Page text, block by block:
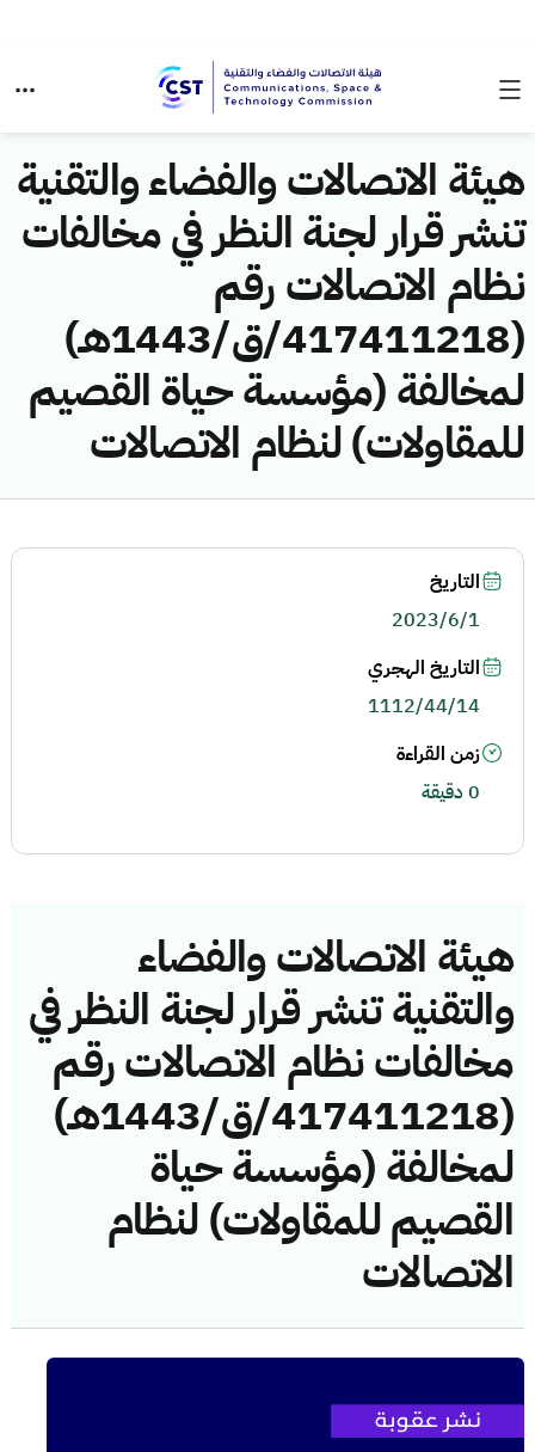
هيئة الاتصالات والفضاء والتقنية
تنشر قرار لجنة النظر في مخالفات
نظام الاتصالات رقم
(417411218/ق/1443هـ)
لمخالفة (مؤسسة حياة القصيم
للمقاولات) لنظام الاتصالات
هيئة الاتصالات والفضاء
والتقنية تنشر قرار لجنة النظر في
مخالفات نظام الاتصالات رقم
(417411218/ق/1443هـ)
لمخالفة (مؤسسة حياة
القصيم للمقاولات) لنظام
الاتصالات
التاريخ
2023/6/1
التاريخ الهجري
1112/44/14
زمن القراءة
0 دقيقة